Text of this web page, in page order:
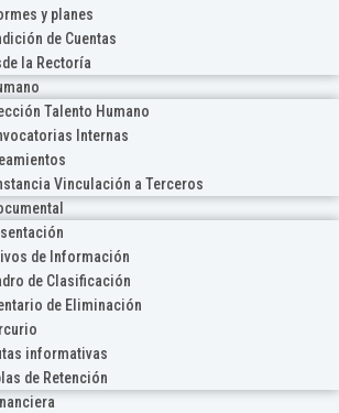
y planes
de Cuentas
la Rectoría
Talento Humano
Internas
Vinculación a Terceros
de Información
de Clasificación
de Eliminación
informativas
de Retención